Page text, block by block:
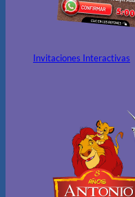
Invitaciones Interactivas